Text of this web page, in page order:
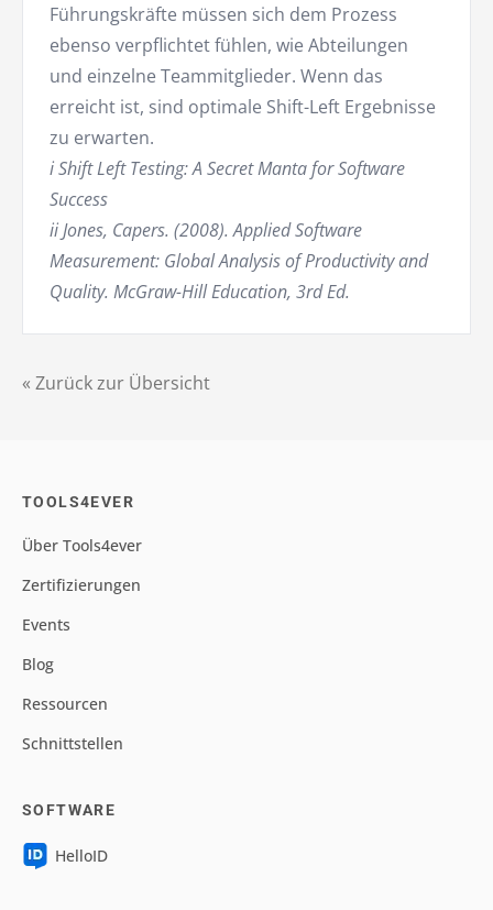
« Zurück zur Übersicht
Führungskräfte müssen sich dem Prozess
ebenso verpflichtet fühlen, wie Abteilungen
und einzelne Teammitglieder. Wenn das
erreicht ist, sind optimale Shift-Left Ergebnisse
zu erwarten.
i Shift Left Testing: A Secret Manta for Software
Success
ii Jones, Capers. (2008). Applied Software
Measurement: Global Analysis of Productivity and
Quality. McGraw-Hill Education, 3rd Ed.
TOOLS4EVER
Über Tools4ever
Zertifizierungen
Events
Blog
Ressourcen
Schnittstellen
SOFTWARE
HelloID